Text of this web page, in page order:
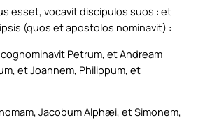
esset, vocavit discipulos suos : et
(quos et apostolos nominavit) :
Petrum, et Andream
et Joannem, Philippum, et
Jacobum Alphæi, et Simonem,